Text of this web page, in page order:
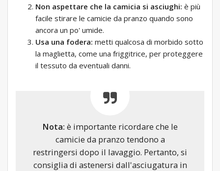
Non aspettare che la camicia si asciughi: è più
facile stirare le camicie da pranzo quando sono
ancora un po' umide.
Usa una fodera: metti qualcosa di morbido sotto
la maglietta, come una friggitrice, per proteggere
il tessuto da eventuali danni.
Nota: è importante ricordare che le
camicie da pranzo tendono a
restringersi dopo il lavaggio. Pertanto, si
consiglia di astenersi dall'asciugatura in